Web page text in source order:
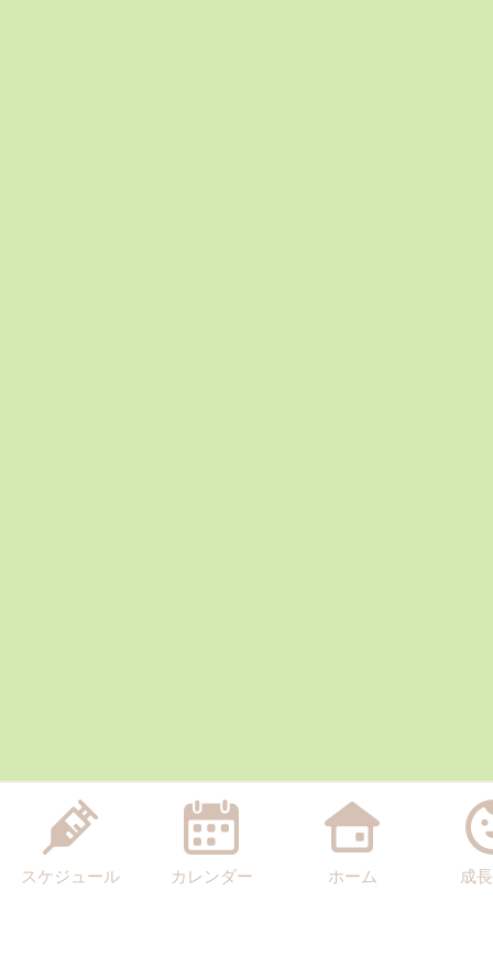
スケジュール カレンダー ホーム 成